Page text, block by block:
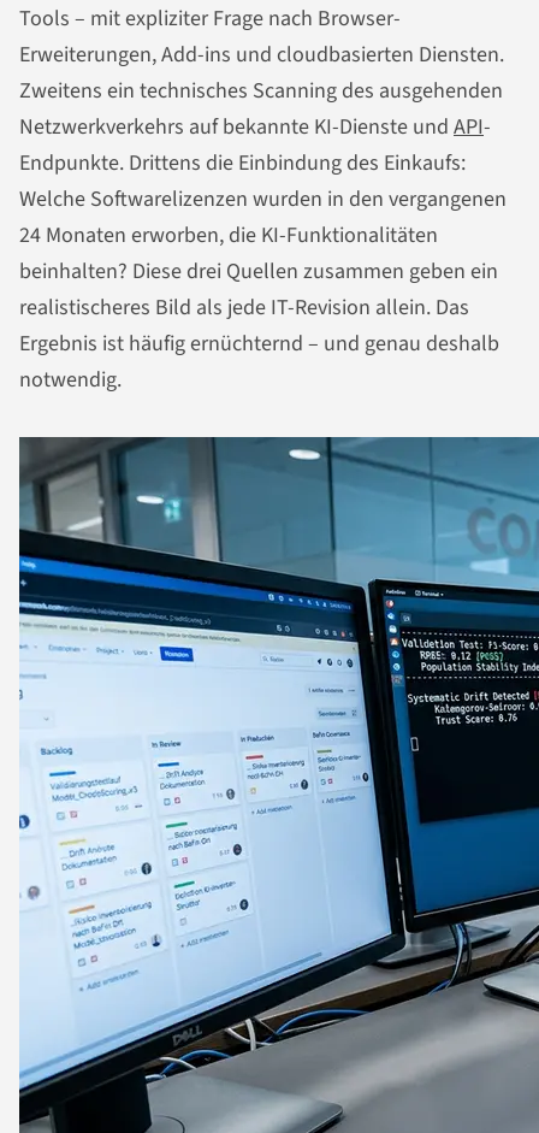
Tools – mit expliziter Frage nach Browser-
Erweiterungen, Add-ins und cloudbasierten Diensten.
Zweitens ein technisches Scanning des ausgehenden
Netzwerkverkehrs auf bekannte KI-Dienste und API-
Endpunkte. Drittens die Einbindung des Einkaufs:
Welche Softwarelizenzen wurden in den vergangenen
24 Monaten erworben, die KI-Funktionalitäten
beinhalten? Diese drei Quellen zusammen geben ein
realistischeres Bild als jede IT-Revision allein. Das
Ergebnis ist häufig ernüchternd – und genau deshalb
notwendig.